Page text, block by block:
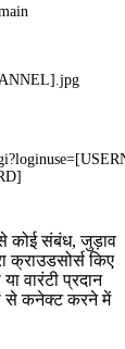
कोई संबंध, जुड़ाव
क्राउडसोर्स किए
वारंटी प्रदान
से कनेक्ट करने में